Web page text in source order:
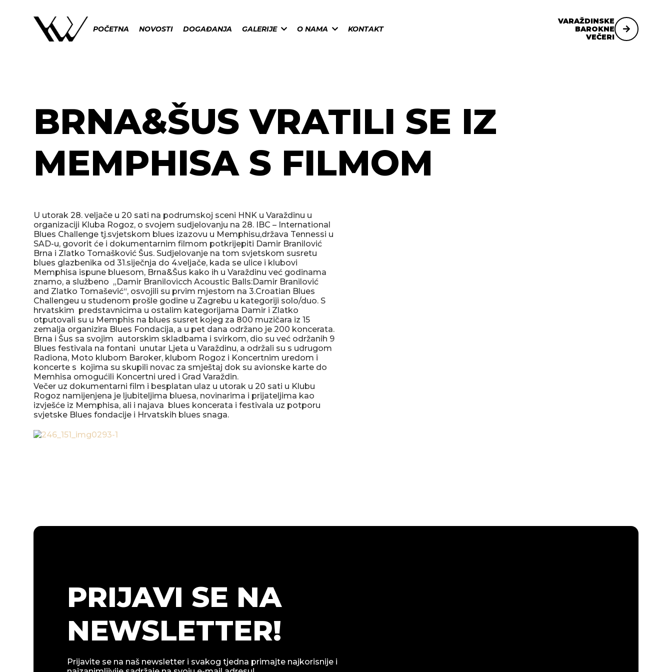
POČETNA NOVOSTI DOGAĐANJA GALERIJE O NAMA KONTAKT
VARAŽDINSKE
BAROKNE
VEČERI
BRNA&ŠUS VRATILI SE IZ
MEMPHISA S FILMOM
U utorak 28. veljače u 20 sati na podrumskoj sceni HNK u Varaždinu u
organizaciji Kluba Rogoz, o svojem sudjelovanju na 28. IBC – International
Blues Challenge tj.svjetskom blues izazovu u Memphisu,država Tennessi u
SAD-u, govorit će i dokumentarnim filmom potkrijepiti Damir Branilović
Brna i Zlatko Tomašković Šus. Sudjelovanje na tom svjetskom susretu
blues glazbenika od 31.siječnja do 4.veljače, kada se ulice i klubovi
Memphisa ispune bluesom, Brna&Šus kako ih u Varaždinu već godinama
znamo, a službeno „Damir Branilovicch Acoustic Balls:Damir Branilović
and Zlatko Tomašević“, osvojili su prvim mjestom na 3.Croatian Blues
Challengeu u studenom prošle godine u Zagrebu u kategoriji solo/duo. S
hrvatskim predstavnicima u ostalim kategorijama Damir i Zlatko
otputovali su u Memphis na blues susret kojeg za 800 muzičara iz 15
zemalja organizira Blues Fondacija, a u pet dana održano je 200 koncerata.
Brna i Šus sa svojim autorskim skladbama i svirkom, dio su već održanih 9
Blues festivala na fontani unutar Ljeta u Varaždinu, a održali su s udrugom
Radiona, Moto klubom Baroker, klubom Rogoz i Koncertnim uredom i
koncerte s kojima su skupili novac za smještaj dok su avionske karte do
Memhisa omogućili Koncertni ured i Grad Varaždin.
Večer uz dokumentarni film i besplatan ulaz u utorak u 20 sati u Klubu
Rogoz namijenjena je ljubiteljima bluesa, novinarima i prijateljima kao
izvješće iz Memphisa, ali i najava blues koncerata i festivala uz potporu
svjetske Blues fondacije i Hrvatskih blues snaga.
PRIJAVI SE NA
NEWSLETTER!
Prijavite se na naš newsletter i svakog tjedna primajte najkorisnije i